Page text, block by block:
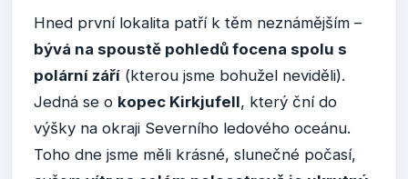
Hned první lokalita patří k těm neznámějším –
bývá na spoustě pohledů focena spolu s
polární září (kterou jsme bohužel neviděli).
Jedná se o kopec Kirkjufell, který ční do
výšky na okraji Severního ledového oceánu.
Toho dne jsme měli krásné, slunečné počasí,